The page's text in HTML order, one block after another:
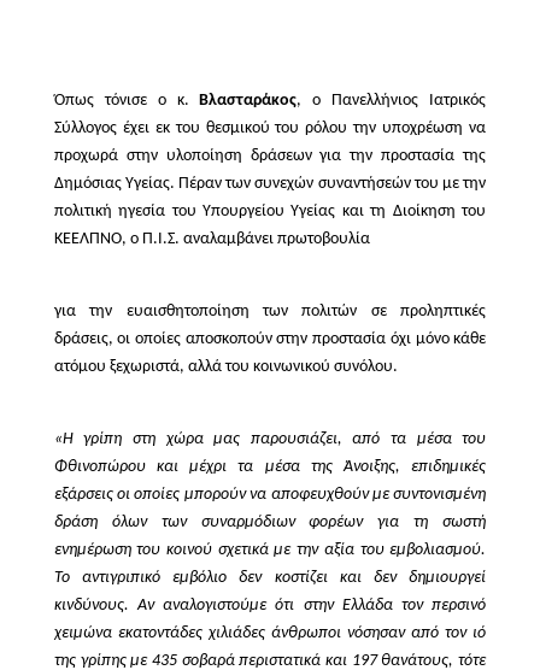
Όπως τόνισε ο κ.Βλασταράκος, ο Πανελλήνιος Ιατρικός
Σύλλογος έχει εκ του θεσμικού του ρόλου την υποχρέωση να
προχωρά στην υλοποίηση δράσεων για την προστασία της
Δημόσιας Υγείας. Πέραν των συνεχών συναντήσεών του με την
πολιτική ηγεσία του Υπουργείου Υγείας και τη Διοίκηση του
ΚΕΕΛΠΝΟ, ο Π.Ι.Σ. αναλαμβάνει πρωτοβουλία
για την ευαισθητοποίηση των πολιτών σε προληπτικές
δράσεις, οι οποίες αποσκοπούν στην προστασία όχι μόνο κάθε
ατόμου ξεχωριστά, αλλά του κοινωνικού συνόλου.
«Η γρίπη στη χώρα μας παρουσιάζει, από τα μέσα του
Φθινοπώρου και μέχρι τα μέσα της Άνοιξης, επιδημικές
εξάρσεις οι οποίες μπορούν να αποφευχθούν με συντονισμένη
δράση όλων των συναρμόδιων φορέων για τη σωστή
ενημέρωση του κοινού σχετικά με την αξία του εμβολιασμού.
Το αντιγριπικό εμβόλιο δεν κοστίζει και δεν δημιουργεί
κινδύνους. Αν αναλογιστούμε ότι στην Ελλάδα τον περσινό
χειμώνα εκατοντάδες χιλιάδες άνθρωποι νόσησαν από τον ιό
της γρίπης με 435 σοβαρά περιστατικά και 197 θανάτους, τότε